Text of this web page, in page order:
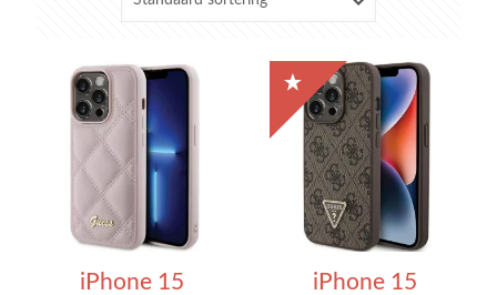
iPhone 15
iPhone 15